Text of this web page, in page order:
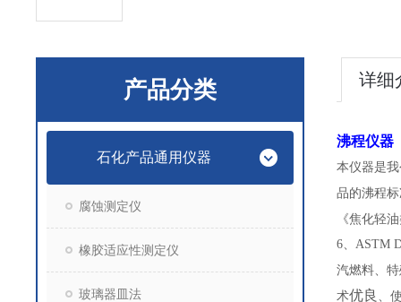
产品分类
石化产品通用仪器
腐蚀测定仪
橡胶适应性测定仪
玻璃器皿法
详细
沸程仪器
本仪器是
品的沸程
《焦化轻
6、ASTM
汽燃料、
术优良 、